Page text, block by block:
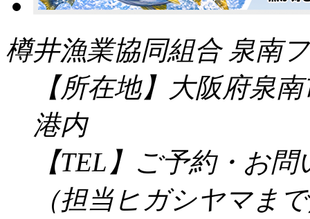
樽井漁業協同組合 泉南
【所在地】大阪府泉
港内
【TEL】ご予約・お
（担当ヒガシヤマま